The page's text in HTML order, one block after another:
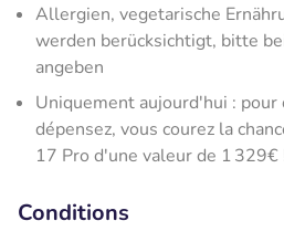
Allergien, vegetarische
werden berücksichtigt, bitte
angeben
Uniquement aujourd'hui : pour
dépensez, vous courez la
17 Pro d'une valeur de 1 329€
Conditions